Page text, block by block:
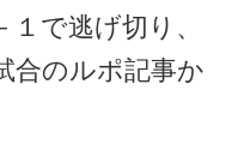
で逃げ切り、
合のルポ記事か